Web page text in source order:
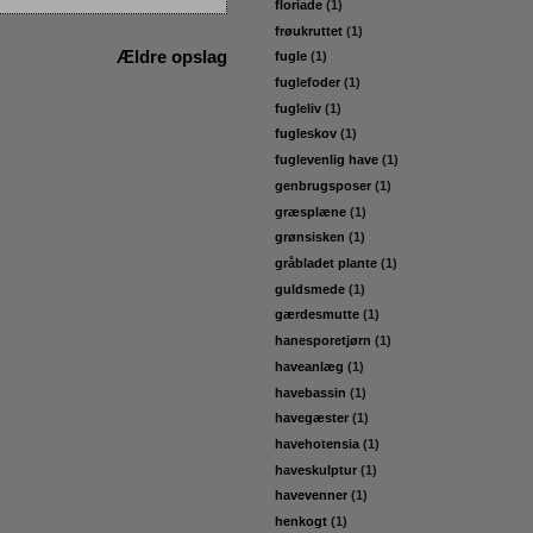
Ældre opslag
floriade (1)
frøukruttet (1)
fugle (1)
fuglefoder (1)
fugleliv (1)
fugleskov (1)
fuglevenlig have (1)
genbrugsposer (1)
græsplæne (1)
grønsisken (1)
gråbladet plante (1)
guldsmede (1)
gærdesmutte (1)
hanesporetjørn (1)
haveanlæg (1)
havebassin (1)
havegæster (1)
havehotensia (1)
haveskulptur (1)
havevenner (1)
henkogt (1)